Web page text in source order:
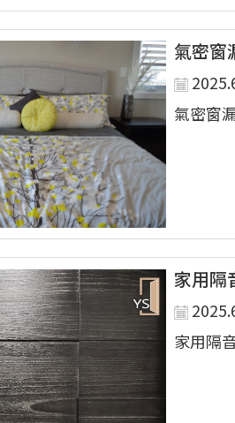
氣密窗
氣密窗
家用隔
家用隔